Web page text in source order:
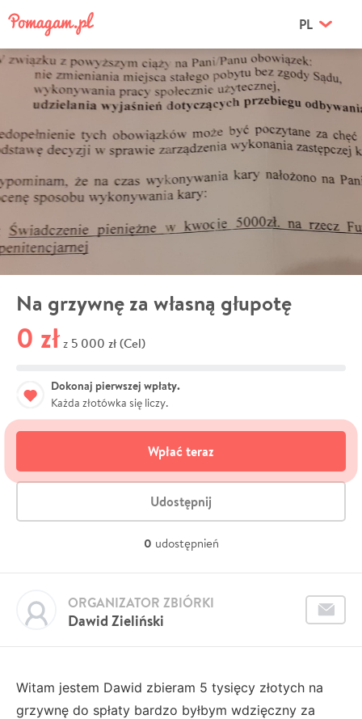
PL
Na grzywnę za własną głupotę
0 zł z 5 000 zł (Cel)
Dokonaj pierwszej wpłaty.
Każda złotówka się liczy.
Wpłać teraz
Udostępnij
0 udostępnień
Dawid Zieliński
ORGANIZATOR ZBIÓRKI
Witam jestem Dawid zbieram 5 tysięcy złotych na
grzywnę do spłaty bardzo byłbym wdzięczny za